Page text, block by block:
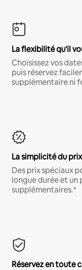
La flexibilité qu'il
Choisissez vos
puis réservez
supplémentaire ni
La simplicité du
Des prix spéciaux
longue durée et un
supplémentaires.*
Réservez en toute